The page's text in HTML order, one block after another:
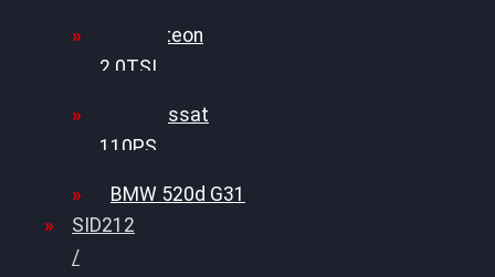
VW Arteon
2.0TSI
VW Passat
110PS
BMW 520d G31
SID212
/